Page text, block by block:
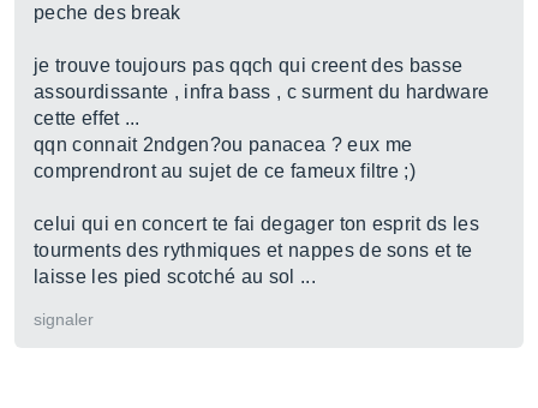
peche des break
je trouve toujours pas qqch qui creent des basse
assourdissante , infra bass , c surment du hardware
cette effet ...
qqn connait 2ndgen?ou panacea ? eux me
comprendront au sujet de ce fameux filtre ;)
celui qui en concert te fai degager ton esprit ds les
tourments des rythmiques et nappes de sons et te
laisse les pied scotché au sol ...
signaler